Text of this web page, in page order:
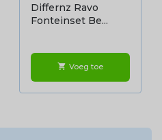
Differnz Ravo
Fonteinset Be...
shopping_cart Voeg toe